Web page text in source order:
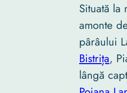
Situată la
amonte
pârâului
Bistrița,
lângă